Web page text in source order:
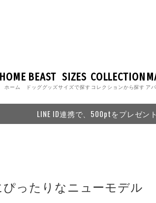
HOME
ホーム
BEAST
ドッググッズ
SIZES
サイズで探す
COLLECTION
コレクションから探す ア
LINE ID連携で、500ptをプレゼン
ぴったりなニューモデル